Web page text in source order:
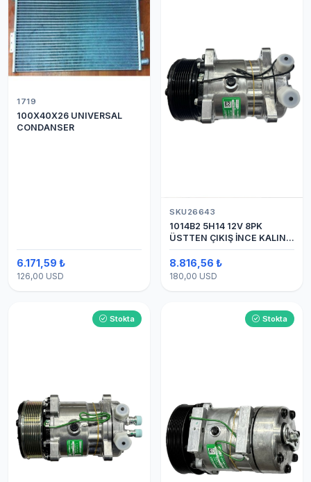
1719
100X40X26 UNIVERSAL
CONDANSER
6.171,59 ₺
126,00 USD
SKU26643
1014B2 5H14 12V 8PK
ÜSTTEN ÇIKIŞ İNCE KALIN
(SANDEN) KLİMA
KOMPESÖRÜ
8.816,56 ₺
180,00 USD
Stokta Stokta